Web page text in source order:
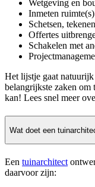
Wetgeving en
Inmeten ruimte(s)
Schetsen,
Offertes
Schakelen met
Het lijstje gaat
belangrijkste zaken
kan! Lees snel meer
Wat doet een
Een tuinarchitect
daarvoor zijn: